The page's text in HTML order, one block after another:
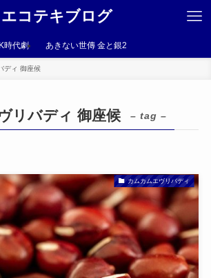
エコテキブログ
時代劇 あきない世傳 金と銀2
ディ 御座候
リバディ 御座候 – tag –
カムカムエヴリバディ